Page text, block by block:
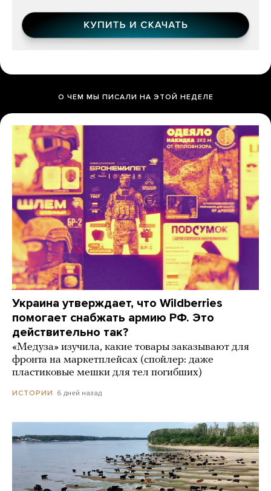
О ЧЕМ МЫ ПИСАЛИ НА ЭТОЙ НЕДЕЛЕ
Украина утверждает, что Wildberries
помогает снабжать армию РФ. Это
действительно так?
«Медуза» изучила, какие товары заказывают для
фронта на маркетплейсах (спойлер: даже
пластиковые мешки для тел погибших)
ИСТОРИИ 6 дней назад